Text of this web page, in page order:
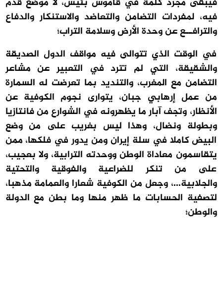
فيه، لمفردات التضامن والتعاضد والاستنكار والدفاع
والترافــع عن وحدة الأرض وسلامة التراب؛
في الوقت الذي تتوالى فيه مواقف الدول الصديقة
والشقيقة، التي لم تترد في التعبير عن مشاعر
التضامن مع المغرب، والتنديد بما تعرضت له السمارة
من عمل إرهابي جبان، يتوارى نجوم الكوفية عن
الأنظار، وتجف آبار ما يظهرونه في الشوارع من فانتازيا
وبطولة ونضال، وهذا ليس بغريب على من وضع
البيض كاملا في سلة إيران ومن يدور في فلكها، ممن
يتقاسمون معاداة الوطن ووحدته الترابية، ولا بعجيب،
على من تنكر للضراعية والفوقية والتحتية
والجلابية…، وجعل من الكوفية شعارا والعمامة مذهبا،
لتصفية الحسابات ما ظهر منها وما بطن مع الدولة
والوطن؛